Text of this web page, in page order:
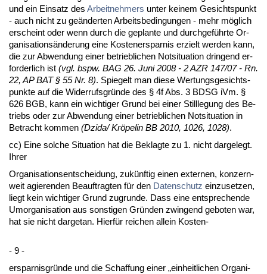
und ein Ein­satz des Ar­beit­neh­mers un­ter kei­nem Ge­sichts­punkt
- auch nicht zu geänder­ten Ar­beits­be­din­gun­gen - mehr möglich
er­scheint oder wenn durch die ge­plan­te und durch­geführ­te Or­
ga­ni­sa­ti­onsände­rung ei­ne Kos­ten­er­spar­nis er­zielt wer­den kann,
die zur Ab­wen­dung ei­ner be­trieb­li­chen Not­si­tua­ti­on drin­gend er­
for­der­lich ist (vgl. bspw. BAG 26. Ju­ni 2008 - 2 AZR 147/07 - Rn.
22, AP BAT § 55 Nr. 8). Spie­gelt man die­se Wer­tungs­ge­sichts­
punk­te auf die Wi­der­rufs­gründe des § 4f Abs. 3 BDSG iVm. §
626 BGB, kann ein wich­ti­ger Grund bei ei­ner Still­le­gung des Be­
triebs oder zur Ab­wen­dung ei­ner be­trieb­li­chen Not­si­tua­ti­on in
Be­tracht kom­men (Dzi­da/ Kröpe­lin BB 2010, 1026, 1028).
cc) Ei­ne sol­che Si­tua­ti­on hat die Be­klag­te zu 1. nicht dar­ge­legt.
Ih­rer
Or­ga­ni­sa­ti­ons­ent­schei­dung, zukünf­tig ei­nen ex­ter­nen, kon­zern­
weit agie­ren­den Be­auf­trag­ten für den Da­ten­schutz ein­zu­set­zen,
liegt kein wich­ti­ger Grund zu­grun­de. Dass ei­ne ent­spre­chen­de
Um­or­ga­ni­sa­ti­on aus sons­ti­gen Gründen zwin­gend ge­bo­ten war,
hat sie nicht dar­ge­tan. Hierfür rei­chen al­lein Kos­ten-
- 9 -
er­spar­nis­gründe und die Schaf­fung ei­ner „ein­heit­li­chen Or­ga­ni­